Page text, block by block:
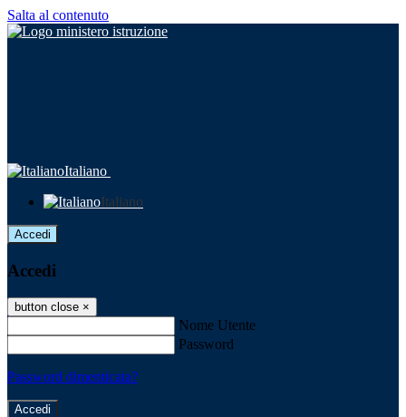
Salta al contenuto
Italiano
Italiano
Accedi
Accedi
button close ×
Nome Utente
Password
Password dimenticata?